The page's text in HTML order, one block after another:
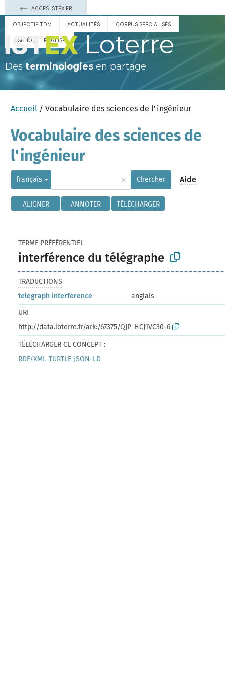
ACCÈS ISTEX.FR
OBJECTIF TDM ACTUALITÉS CORPUS SPÉCIALISÉS
ESPAÑOL ENGLISH Loterre
Des terminologies en partage
Accueil / Vocabulaire des sciences de l'ingénieur
Vocabulaire des sciences de
l'ingénieur
français × Chercher Aide
ALIGNER ANNOTER TÉLÉCHARGER
TERME PRÉFÉRENTIEL
interférence du télégraphe
TRADUCTIONS
telegraph interference
anglais
URI
http://data.loterre.fr/ark:/67375/QJP-HCJ1VC30-6
TÉLÉCHARGER CE CONCEPT :
RDF/XML TURTLE JSON-LD